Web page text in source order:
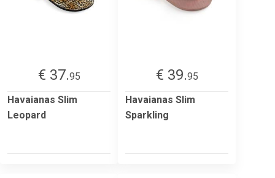
€ 37.95
Havaianas Slim
Leopard
€ 39.95
Havaianas Slim
Sparkling